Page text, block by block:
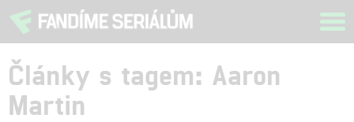
Články s tagem: Aaron
Martin